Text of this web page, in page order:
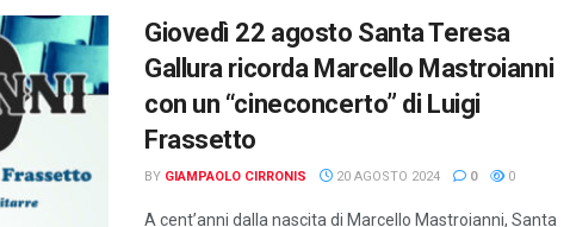
Giovedì 22 agosto Santa Teresa
Gallura ricorda Marcello Mastroianni
con un “cineconcerto” di Luigi
Frassetto
BY GIAMPAOLO CIRRONIS 20 AGOSTO 2024 0 0
A cent’anni dalla nascita di Marcello Mastroianni, Santa